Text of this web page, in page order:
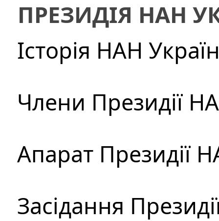
ПРЕЗИДІЯ НАН
Історія НАН
Члени Президії
Апарат Президії
Засідання